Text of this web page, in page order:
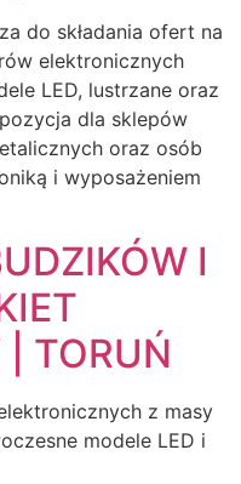
do składania ofert na
elektronicznych
LED, lustrzane oraz
dla sklepów
oraz osób
i wyposażeniem
I
TORUŃ
z masy
modele LED i